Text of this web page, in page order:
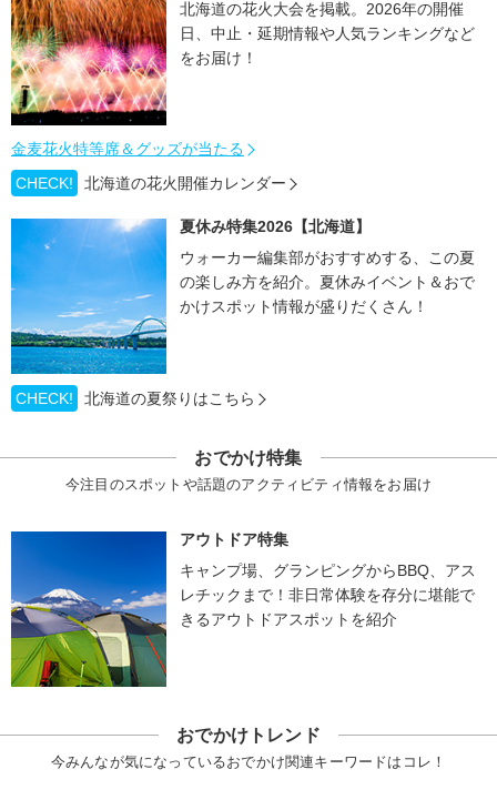
北海道の花火大会を掲載。2026年の開催
日、中止・延期情報や人気ランキングなど
をお届け！
金麦花火特等席＆グッズが当たる
CHECK!
北海道の花火開催カレンダー
夏休み特集2026【北海道】
ウォーカー編集部がおすすめする、この夏
の楽しみ方を紹介。夏休みイベント＆おで
かけスポット情報が盛りだくさん！
CHECK! 北海道の夏祭りはこちら
おでかけ特集
今注目のスポットや話題のアクティビティ情報をお届け
アウトドア特集
キャンプ場、グランピングからBBQ、アス
レチックまで！非日常体験を存分に堪能で
きるアウトドアスポットを紹介
おでかけトレンド
今みんなが気になっているおでかけ関連キーワードはコレ！